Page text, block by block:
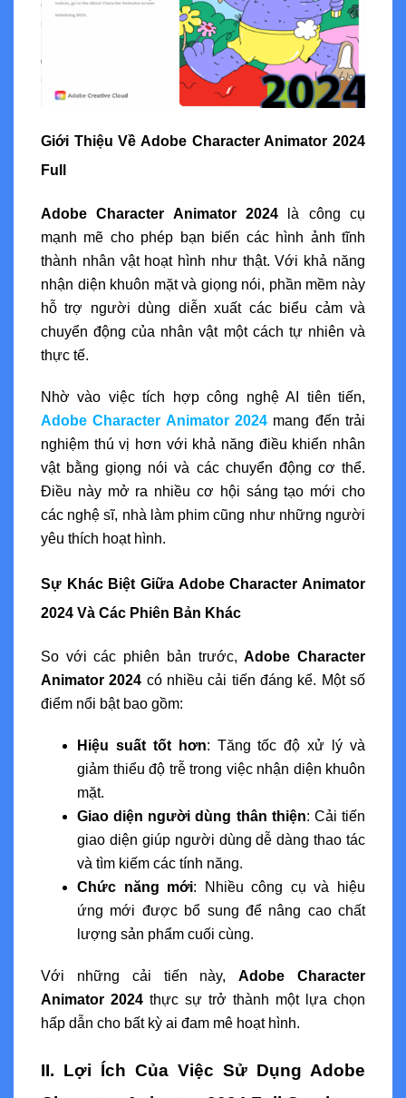
Giới Thiệu Về Adobe Character Animator 2024
Full
Adobe Character Animator 2024 là công cụ
mạnh mẽ cho phép bạn biến các hình ảnh tĩnh
thành nhân vật hoạt hình như thật. Với khả năng
nhận diện khuôn mặt và giọng nói, phần mềm này
hỗ trợ người dùng diễn xuất các biểu cảm và
chuyển động của nhân vật một cách tự nhiên và
thực tế.
Nhờ vào việc tích hợp công nghệ AI tiên tiến,
Adobe Character Animator 2024 mang đến trải
nghiệm thú vị hơn với khả năng điều khiển nhân
vật bằng giọng nói và các chuyển động cơ thể.
Điều này mở ra nhiều cơ hội sáng tạo mới cho
các nghệ sĩ, nhà làm phim cũng như những người
yêu thích hoạt hình.
Sự Khác Biệt Giữa Adobe Character Animator
2024 Và Các Phiên Bản Khác
So với các phiên bản trước,Adobe Character
Animator 2024 có nhiều cải tiến đáng kể. Một số
điểm nổi bật bao gồm:
Hiệu suất tốt hơn: Tăng tốc độ xử lý và
giảm thiểu độ trễ trong việc nhận diện khuôn
mặt.
Giao diện người dùng thân thiện: Cải tiến
giao diện giúp người dùng dễ dàng thao tác
và tìm kiếm các tính năng.
Chức năng mới: Nhiều công cụ và hiệu
ứng mới được bổ sung để nâng cao chất
lượng sản phẩm cuối cùng.
Với những cải tiến này,Adobe Character
Animator 2024 thực sự trở thành một lựa chọn
hấp dẫn cho bất kỳ ai đam mê hoạt hình.
II. Lợi Ích Của Việc Sử Dụng Adobe